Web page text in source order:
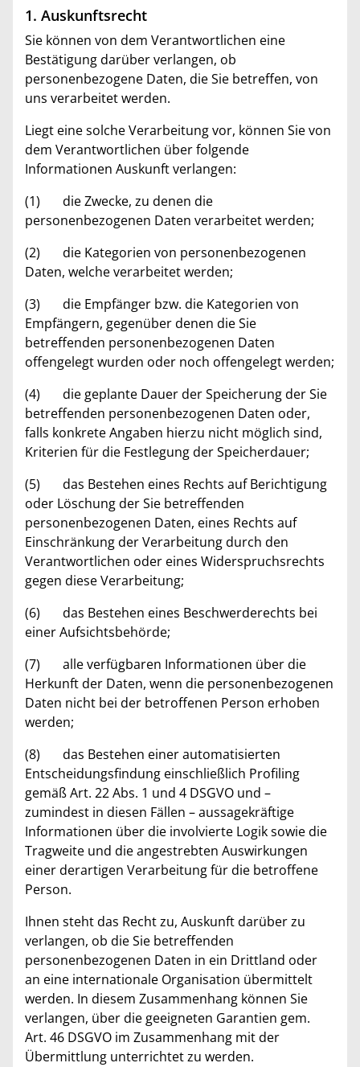
1. Auskunftsrecht
Sie können von dem Verantwortlichen eine
Bestätigung darüber verlangen, ob
personenbezogene Daten, die Sie betreffen, von
uns verarbeitet werden.
Liegt eine solche Verarbeitung vor, können Sie von
dem Verantwortlichen über folgende
Informationen Auskunft verlangen:
(1) die Zwecke, zu denen die
personenbezogenen Daten verarbeitet werden;
(2) die Kategorien von personenbezogenen
Daten, welche verarbeitet werden;
(3) die Empfänger bzw. die Kategorien von
Empfängern, gegenüber denen die Sie
betreffenden personenbezogenen Daten
offengelegt wurden oder noch offengelegt werden;
(4) die geplante Dauer der Speicherung der Sie
betreffenden personenbezogenen Daten oder,
falls konkrete Angaben hierzu nicht möglich sind,
Kriterien für die Festlegung der Speicherdauer;
(5) das Bestehen eines Rechts auf Berichtigung
oder Löschung der Sie betreffenden
personenbezogenen Daten, eines Rechts auf
Einschränkung der Verarbeitung durch den
Verantwortlichen oder eines Widerspruchsrechts
gegen diese Verarbeitung;
(6) das Bestehen eines Beschwerderechts bei
einer Aufsichtsbehörde;
(7) alle verfügbaren Informationen über die
Herkunft der Daten, wenn die personenbezogenen
Daten nicht bei der betroffenen Person erhoben
werden;
(8) das Bestehen einer automatisierten
Entscheidungsfindung einschließlich Profiling
gemäß Art. 22 Abs. 1 und 4 DSGVO und –
zumindest in diesen Fällen – aussagekräftige
Informationen über die involvierte Logik sowie die
Tragweite und die angestrebten Auswirkungen
einer derartigen Verarbeitung für die betroffene
Person.
Ihnen steht das Recht zu, Auskunft darüber zu
verlangen, ob die Sie betreffenden
personenbezogenen Daten in ein Drittland oder
an eine internationale Organisation übermittelt
werden. In diesem Zusammenhang können Sie
verlangen, über die geeigneten Garantien gem.
Art. 46 DSGVO im Zusammenhang mit der
Übermittlung unterrichtet zu werden.